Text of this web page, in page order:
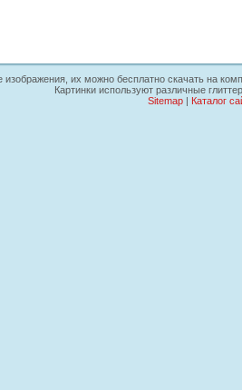
их можно бесплатно скачать на
Картинки используют различные
Sitemap| Каталог